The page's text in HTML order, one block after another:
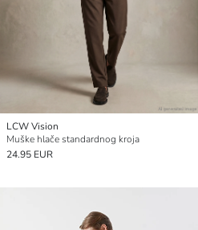
LCW Vision
Muške hlače standardnog kroja
24.95 EUR